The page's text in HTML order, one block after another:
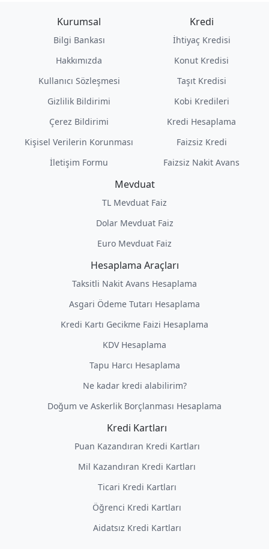
Kurumsal
Bilgi Bankası
Hakkımızda
Kullanıcı Sözleşmesi
Gizlilik Bildirimi
Çerez Bildirimi
Kişisel Verilerin Korunması
İletişim Formu
Kredi
İhtiyaç Kredisi
Konut Kredisi
Taşıt Kredisi
Kobi Kredileri
Kredi Hesaplama
Faizsiz Kredi
Faizsiz Nakit Avans
Mevduat
TL Mevduat Faiz
Dolar Mevduat Faiz
Euro Mevduat Faiz
Hesaplama Araçları
Taksitli Nakit Avans Hesaplama
Asgari Ödeme Tutarı Hesaplama
Kredi Kartı Gecikme Faizi Hesaplama
KDV Hesaplama
Tapu Harcı Hesaplama
Ne kadar kredi alabilirim?
Doğum ve Askerlik Borçlanması Hesaplama
Kredi Kartları
Puan Kazandıran Kredi Kartları
Mil Kazandıran Kredi Kartları
Ticari Kredi Kartları
Öğrenci Kredi Kartları
Aidatsız Kredi Kartları